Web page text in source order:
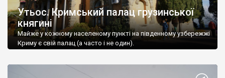
Утьос. Кримський палац грузинської
княгині
Майже у кожному населеному пункті на південному узбережжі
Криму є свій палац (а часто і не один).